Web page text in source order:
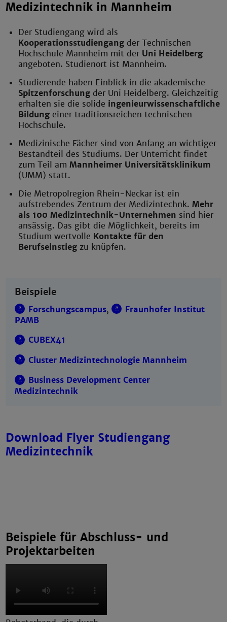
Medizintechnik in Mannheim
Der Studiengang wird als
Kooperationsstudiengang der Technischen
Hochschule Mannheim mit der Uni Heidelberg
angeboten. Studienort ist Mannheim.
Studierende haben Einblick in die akademische
Spitzenforschung der Uni Heidelberg. Gleichzeitig
erhalten sie die solide ingenieurwissenschaftliche
Bildung einer traditionsreichen technischen
Hochschule.
Medizinische Fächer sind von Anfang an wichtiger
Bestandteil des Studiums. Der Unterricht findet
zum Teil amMannheimer Universitätsklinikum
(UMM) statt.
Die Metropolregion Rhein-Neckar ist ein
aufstrebendes Zentrum der Medizintechnk.Mehr
als 100 Medizintechnik-Unternehmen sind hier
ansässig. Das gibt die Möglichkeit, bereits im
Studium wertvolle Kontakte für den
Berufseinstieg zu knüpfen.
Beispiele
Forschungscampus,
Fraunhofer Institut
PAMB
CUBEX41
Cluster Medizintechnologie Mannheim
Business Development Center
Medizintechnik
Download Flyer Studiengang
Medizintechnik
Beispiele für Abschluss- und
Projektarbeiten